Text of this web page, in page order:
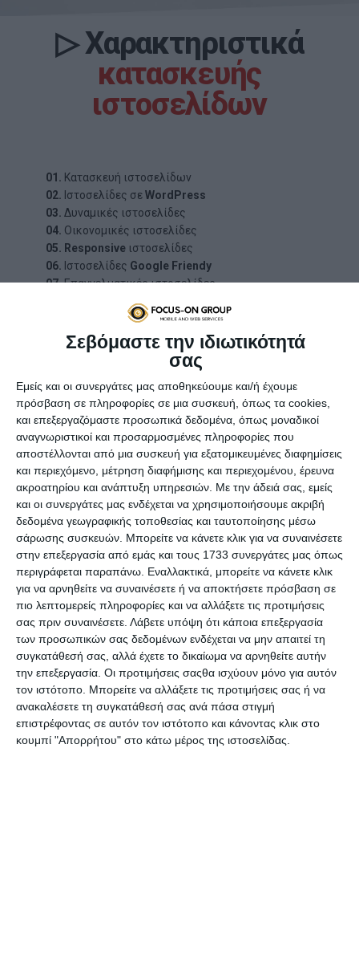
Σεβόμαστε την ιδιωτικότητά
σας
Εμείς και οι συνεργάτες μας αποθηκεύουμε και/ή έχουμε
πρόσβαση σε πληροφορίες σε μια συσκευή, όπως τα cookies,
και επεξεργαζόμαστε προσωπικά δεδομένα, όπως μοναδικοί
αναγνωριστικοί και προσαρμοσμένες πληροφορίες που
αποστέλλονται από μια συσκευή για εξατομικευμένες διαφημίσεις
και περιεχόμενο, μέτρηση διαφήμισης και περιεχομένου, έρευνα
ακροατηρίου και ανάπτυξη υπηρεσιών. Με την άδειά σας, εμείς
και οι συνεργάτες μας ενδέχεται να χρησιμοποιήσουμε ακριβή
δεδομένα γεωγραφικής τοποθεσίας και ταυτοποίησης μέσω
σάρωσης συσκευών. Μπορείτε να κάνετε κλικ για να συναινέσετε
στην επεξεργασία από εμάς και τους 1733 συνεργάτες μας όπως
περιγράφεται παραπάνω. Εναλλακτικά, μπορείτε να κάνετε κλικ
για να αρνηθείτε να συναινέσετε ή να αποκτήσετε πρόσβαση σε
πιο λεπτομερείς πληροφορίες και να αλλάξετε τις προτιμήσεις
σας πριν συναινέσετε. Λάβετε υπόψη ότι κάποια επεξεργασία
των προσωπικών σας δεδομένων ενδέχεται να μην απαιτεί τη
συγκατάθεσή σας, αλλά έχετε το δικαίωμα να αρνηθείτε αυτήν
την επεξεργασία. Οι προτιμήσεις σαςθα ισχύουν μόνο για αυτόν
τον ιστότοπο. Μπορείτε να αλλάξετε τις προτιμήσεις σας ή να
ανακαλέσετε τη συγκατάθεσή σας ανά πάσα στιγμή
επιστρέφοντας σε αυτόν τον ιστότοπο και κάνοντας κλικ στο
κουμπί "Απορρήτου" στο κάτω μέρος της ιστοσελίδας.
▷Χαρακτηριστικά
κατασκευής
ιστοσελίδων
01. Κατασκευή ιστοσελίδων
02. Ιστοσελίδες σεWordPress
03. Δυναμικές ιστοσελίδες
04. Οικονομικές ιστοσελίδες
05. Responsive ιστοσελίδες
06. Ιστοσελίδες Google Friendy
07.Επαγγελματικές ιστοσελίδες
Άριστη ποιότητα κατασκευής
Μοντέρνος σχεδιασμός
Υψηλή αισθητική
Εύκολη & εύχρηστη πλοήγηση
12. Έμφαση στη λεπτομέρεια
13.Άρτιο περιεχόμενο
14.Χαμηλές τιμές κατασκευής
15.Προώθηση ιστοσελίδας
16.Υποστήριξη πολλών γλωσσών
17.Γρήγορηφόρτωση site
18.Call to actions (CTA)
19.Φόρμες επικοινωνίας
20.Messenger & WhatsApp
21.Online συστήματα
22.Γρήγοροι dedicated servers
23.Ασφάλεια ιστοσελίδας
24. Συνεχείς αναβαθμίσεις
25.Άριστη υποστήριξη
26.Φιλοξενία ιστοσελίδων
27.GDPR Ready
28.Άμεση κατασκευή site